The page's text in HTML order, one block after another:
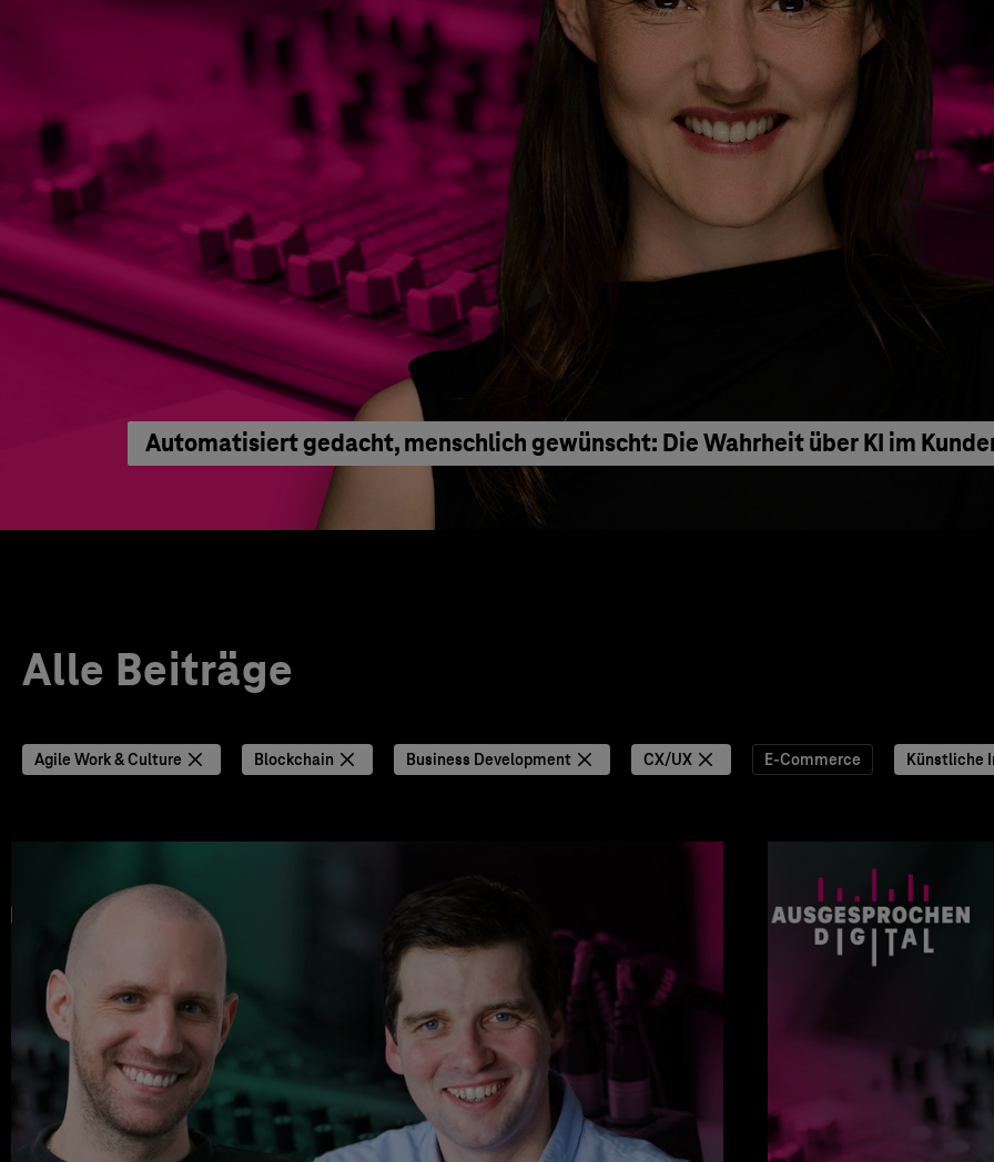
Automatisiert gedacht, menschlich gewünscht: Die Wahrheit über KI im
Alle Beiträge
Agile Work & Culture Blockchain Business Development CX/UX E-Commerce Künstliche